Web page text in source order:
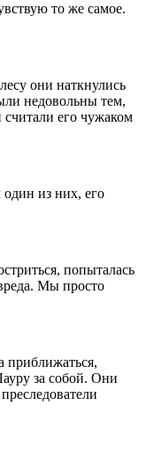
то же самое.
они наткнулись
недовольны тем,
его чужаком
из них, его
попыталась
Мы просто
приближаться,
за собой. Они